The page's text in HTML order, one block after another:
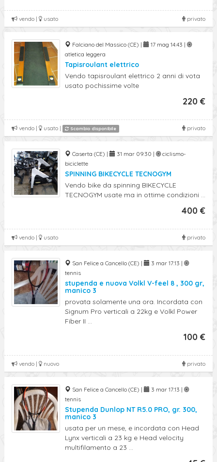
privato
vendo | usato
Falciano del Massico (CE) |
17 mag 14:43 |
atletica leggera
Tapisroulant elettrico
Vendo tapisroulant elettrico 2 anni di vota
usato pochissime volte
220 €
privato
vendo | usato | Scambio disponibile
Caserta (CE) | 31 mar 09:30 |
ciclismo-
biciclette
SPINNING BIKECYCLE TECNOGYM
Vendo bike da spinning BIKECYCLE
TECNOGYM usate ma in ottime condizioni ...
400 €
privato
vendo | usato
San Felice a Cancello (CE) |
3 mar 17:13 |
tennis
stupenda e nuova Volkl V-feel 8 , 300 gr,
manico 3
provata solamente una ora. Incordata con
Signum Pro verticali a 22kg e Volkl Power
Fiber II ...
100 €
privato
vendo | nuovo
San Felice a Cancello (CE) |
3 mar 17:13 |
tennis
Stupenda Dunlop NT R5.0 PRO, gr. 300,
manico 3
usata per un mese, e incordata con Head
Lynx verticali a 23 kg e Head velocity
multifilamento a 23 ...